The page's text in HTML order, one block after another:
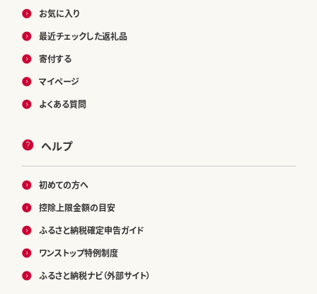
お気に入り
最近チェックした返礼品
寄付する
マイページ
よくある質問
ヘルプ
初めての方へ
控除上限金額の目安
ふるさと納税確定申告ガイド
ワンストップ特例制度
ふるさと納税ナビ（外部サイト）